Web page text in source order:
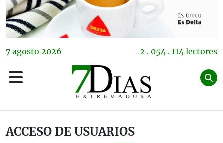
7 agosto 2026 2 . 054 . 114 lectores
ACCESO DE USUARIOS